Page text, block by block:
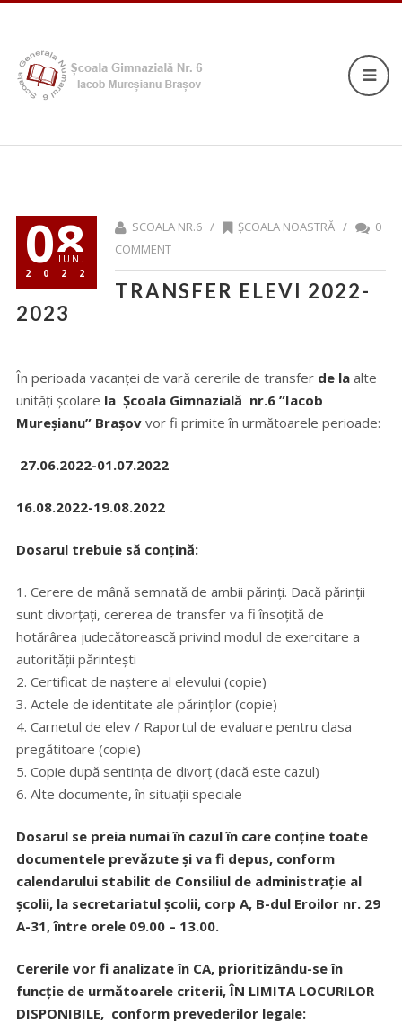
08
IUN.
2022
SCOALA NR.6 / ȘCOALA NOASTRĂ/
0
COMMENT
TRANSFER ELEVI 2022-
2023
În perioada vacanței de vară cererile de transfer de laalte
unități școlare la Școala Gimnazială nr.6 ”Iacob
Mureșianu” Brașovvor fi primite în următoarele perioade:
27.06.2022-01.07.2022
16.08.2022-19.08.2022
Dosarul trebuie să conțină:
1. Cerere de mână semnată de ambii părinți. Dacă părinții
sunt divorțați, cererea de transfer va fi însoțită de
hotărârea judecătorească privind modul de exercitare a
autorității părintești
2. Certificat de naștere al elevului (copie)
3. Actele de identitate ale părinților (copie)
4. Carnetul de elev / Raportul de evaluare pentru clasa
pregătitoare (copie)
5. Copie după sentința de divorț (dacă este cazul)
6. Alte documente, în situații speciale
Dosarul se preia numai în cazul în care conține toate
documentele prevăzute și va fi depus, conform
calendarului stabilit de Consiliul de administrație al
școlii, la secretariatul școlii, corp A, B-dul Eroilor nr. 29
A-31, între orele 09.00 – 13.00.
Cererile vor fi analizate în CA, prioritizându-se în
funcție de următoarele criterii, ÎN LIMITA LOCURILOR
DISPONIBILE, conform prevederilor legale: